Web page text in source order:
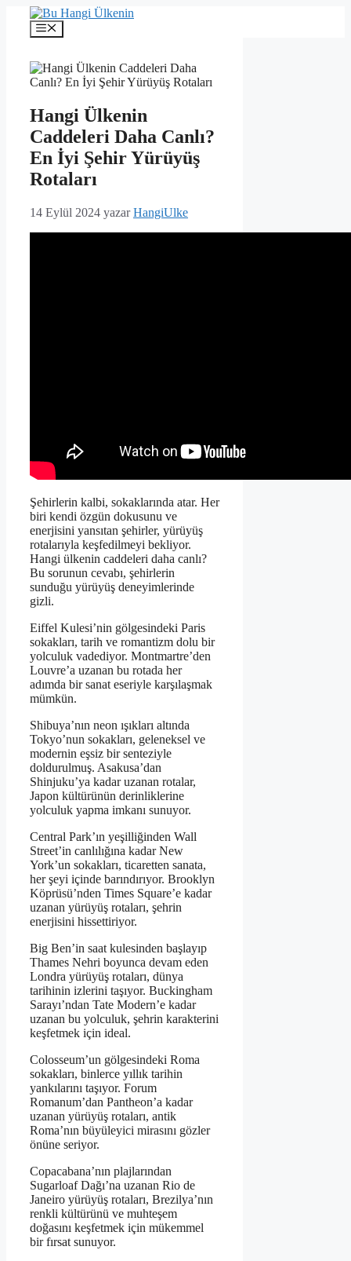
İçeriğe
Menü
Hangi Ülkenin
Caddeleri Daha Canlı?
En İyi Şehir Yürüyüş
Rotaları
14 Eylül 2024 yazarHangiUlke
Şehirlerin kalbi, sokaklarında atar. Her
biri kendi özgün dokusunu ve
enerjisini yansıtan şehirler, yürüyüş
rotalarıyla keşfedilmeyi bekliyor.
Hangi ülkenin caddeleri daha canlı?
Bu sorunun cevabı, şehirlerin
sunduğu yürüyüş deneyimlerinde
gizli.
Eiffel Kulesi’nin gölgesindeki Paris
sokakları, tarih ve romantizm dolu bir
yolculuk vadediyor. Montmartre’den
Louvre’a uzanan bu rotada her
adımda bir sanat eseriyle karşılaşmak
mümkün.
Shibuya’nın neon ışıkları altında
Tokyo’nun sokakları, geleneksel ve
modernin eşsiz bir senteziyle
doldurulmuş. Asakusa’dan
Shinjuku’ya kadar uzanan rotalar,
Japon kültürünün derinliklerine
yolculuk yapma imkanı sunuyor.
Central Park’ın yeşilliğinden Wall
Street’in canlılığına kadar New
York’un sokakları, ticaretten sanata,
her şeyi içinde barındırıyor. Brooklyn
Köprüsü’nden Times Square’e kadar
uzanan yürüyüş rotaları, şehrin
enerjisini hissettiriyor.
Big Ben’in saat kulesinden başlayıp
Thames Nehri boyunca devam eden
Londra yürüyüş rotaları, dünya
tarihinin izlerini taşıyor. Buckingham
Sarayı’ndan Tate Modern’e kadar
uzanan bu yolculuk, şehrin karakterini
keşfetmek için ideal.
Colosseum’un gölgesindeki Roma
sokakları, binlerce yıllık tarihin
yankılarını taşıyor. Forum
Romanum’dan Pantheon’a kadar
uzanan yürüyüş rotaları, antik
Roma’nın büyüleyici mirasını gözler
önüne seriyor.
Copacabana’nın plajlarından
Sugarloaf Dağı’na uzanan Rio de
Janeiro yürüyüş rotaları, Brezilya’nın
renkli kültürünü ve muhteşem
doğasını keşfetmek için mükemmel
bir fırsat sunuyor.